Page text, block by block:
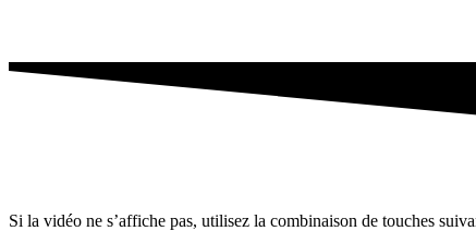
Si la vidéo ne s’affiche pas, utilisez la combinaison de touches